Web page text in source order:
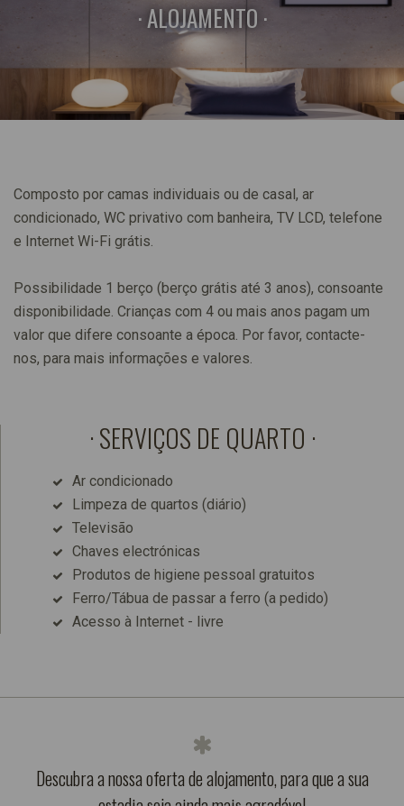
ALOJAMENTO
Composto por camas individuais ou de casal, ar
condicionado, WC privativo com banheira, TV LCD, telefone
e Internet Wi-Fi grátis.
Possibilidade 1 berço (berço grátis até 3 anos), consoante
disponibilidade. Crianças com 4 ou mais anos pagam um
valor que difere consoante a época. Por favor, contacte-
nos, para mais informações e valores.
SERVIÇOS DE QUARTO
Ar condicionado
Limpeza de quartos (diário)
Televisão
Chaves electrónicas
Produtos de higiene pessoal gratuitos
Ferro/Tábua de passar a ferro (a pedido)
Acesso à Internet - livre
Descubra a nossa oferta de alojamento, para que a sua